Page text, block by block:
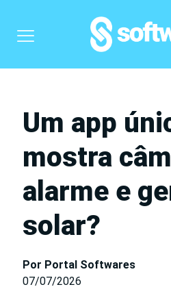
Um app
mostra
alarme e
solar?
Por Portal Softwares
07/07/2026